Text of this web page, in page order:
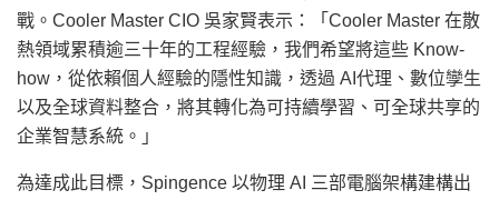
戰。Cooler Master CIO 吳家賢表示：「Cooler Master 在散
熱領域累積逾三十年的工程經驗，我們希望將這些 Know-
how，從依賴個人經驗的隱性知識，透過 AI代理、數位孿生
以及全球資料整合，將其轉化為可持續學習、可全球共享的
企業智慧系統。」
為達成此目標，Spingence 以物理 AI 三部電腦架構建構出